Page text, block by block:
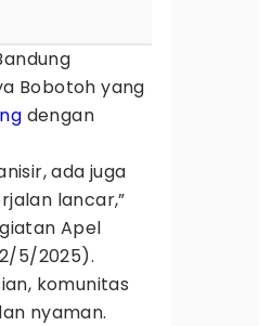
Bobotoh yang
dengan
ada juga
lancar,”
Apel
5/2025).
komunitas
nyaman.